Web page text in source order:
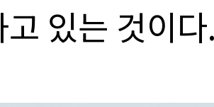
있는 것이